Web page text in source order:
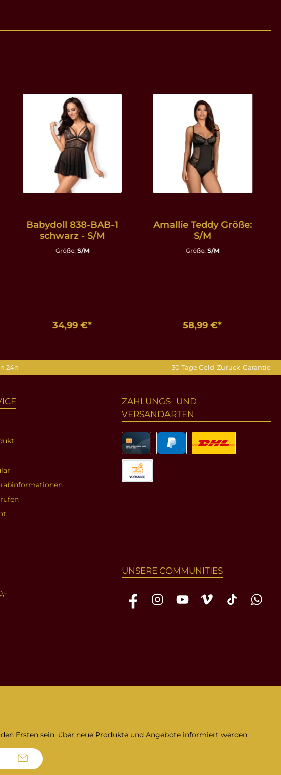
Babydoll 838-BAB-1
schwarz - S/M
Größe: S/M
34,99 €*
Amallie Teddy Größe:
S/M
Größe:S/M
58,99 €*
24h 30 Tage Geld-Zurück-Garantie
ZAHLUNGS- UND
VERSANDARTEN
UNSERE COMMUNITIES
FacebookInstagramYouTube Vimeo TikTok
Ersten sein, über neue Produkte und Angebote informiert werden.